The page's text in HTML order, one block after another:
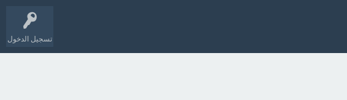
تسجيل الدخول